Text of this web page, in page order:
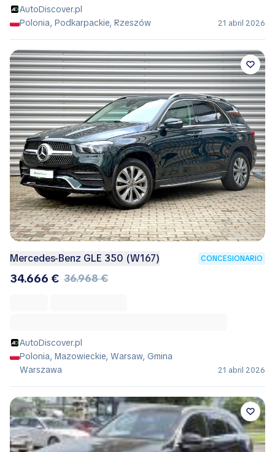
AutoDiscover.pl
Polonia, Podkarpackie, Rzeszów
21 abril 2026
Mercedes-Benz GLE 350 (W167) CONCESIONARIO
34.666 € 36.968 €
AutoDiscover.pl
Polonia, Mazowieckie, Warsaw, Gmina
Warszawa
21 abril 2026